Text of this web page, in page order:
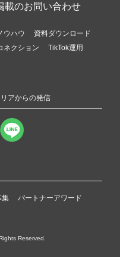
載のお問い合わせ
ウハウ
資料ダウンロード
ネクション
TikTok運用
アからの発信
集 パートナーアワード
Reserved.